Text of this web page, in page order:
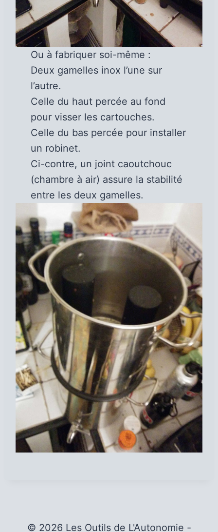
Ou à fabriquer soi-même :
Deux gamelles inox l’une sur
l’autre.
Celle du haut percée au fond
pour visser les cartouches.
Celle du bas percée pour installer
un robinet.
Ci-contre, un joint caoutchouc
(chambre à air) assure la stabilité
entre les deux gamelles.
© 2026 Les Outils de L'Autonomie -